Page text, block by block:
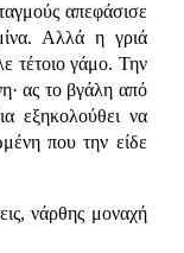
απεφάσισε
Αλλά η γριά
τέτοιο γάμο. Την
ας το βγάλη από
εξηκολούθει να
που την είδε
νάρθης μοναχή